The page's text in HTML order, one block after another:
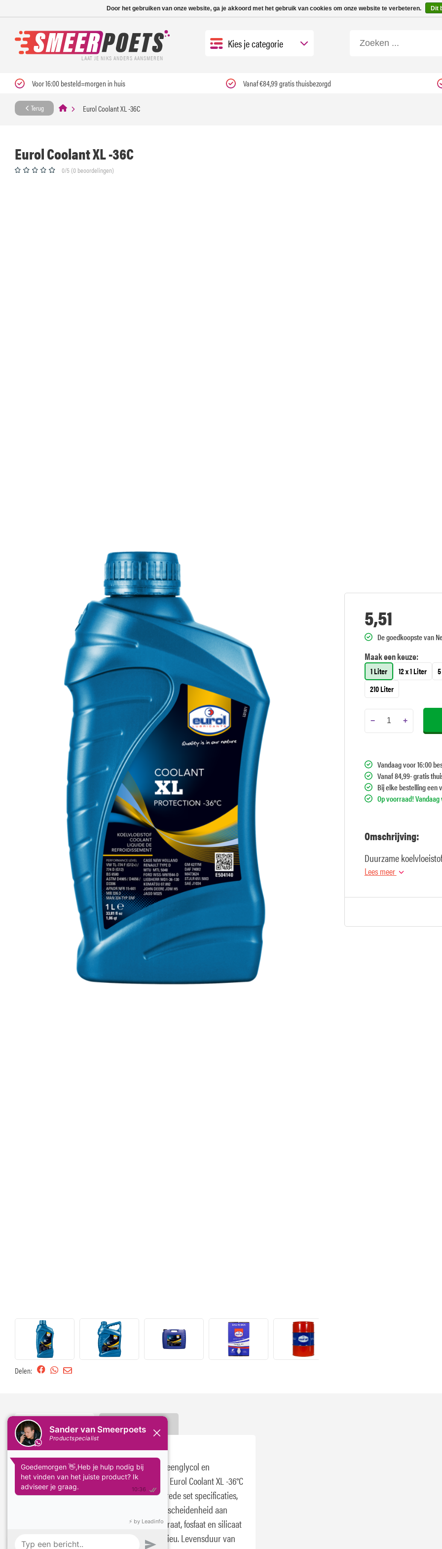
Nieuwe levertijd: 1 tot 3 werkdagen | Nu 25% korting op gehele assortiment Carfume met
LAAT JE NIKS ANDERS AANSMEREN
Kies je categorie
Voor 16:00 besteld=morgen in huis Vanaf €84,99 gratis thuisbezorgd
Terug Eurol Coolant XL -36C
Eurol Coolant XL -36C
0/5 (0 beoordelingen)
Delen:
5,51
De goedkoopste van
Maak een keuze:
1 Liter 12 x 1 Liter
210 Liter
− +
Vandaag voor 16:00
Vanaf 84,99- gratis
Bij elke bestelling een
Op voorraad!
Omschrijving:
Duurzame
Lees meer
Omschrijving Specificaties
BESCHRIJVING
Long-life' koelvloeistof, gebaseerd op ethyleenglycol en
organische corrosie-inhibitoren.Aangezien Eurol Coolant XL -36°C
voldoet aan het prestatieniveau van een brede set specificaties,
kan het worden toegepast in een grote verscheidenheid aan
voertuigen.. XL is vrij van nitriet, amine, boraat, fosfaat en silicaat
en draagt hiermee bij aan een schoner milieu. Levensduur van
Door het gebruiken van onze website, ga je akkoord met het gebruik van cookies om onze website te verbeteren. Dit